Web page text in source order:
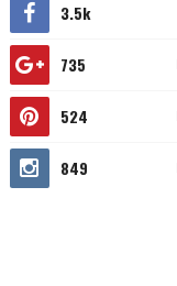
3.5k
735
524
849